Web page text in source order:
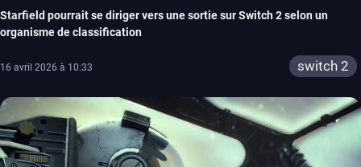
Starfield pourrait se diriger vers une sortie sur Switch 2 selon un
organisme de classification
16 avril 2026 à 10:33 switch 2